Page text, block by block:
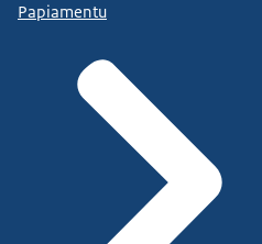
Papiamentu